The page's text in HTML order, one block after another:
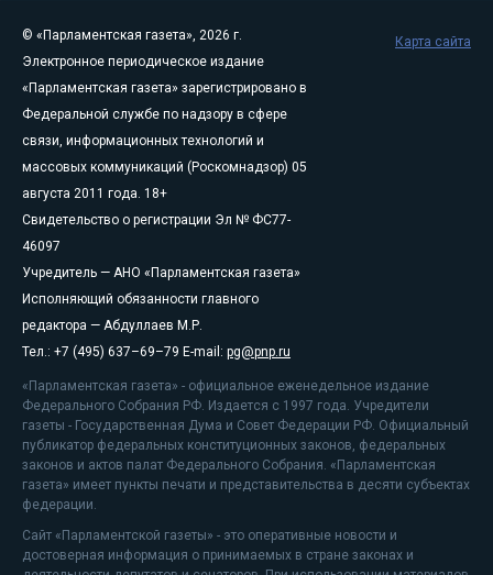
© «Парламентская газета», 2026 г.
Электронное периодическое издание
«Парламентская газета» зарегистрировано в
Федеральной службе по надзору в сфере
связи, информационных технологий и
массовых коммуникаций (Роскомнадзор) 05
августа 2011 года. 18+
Свидетельство о регистрации Эл № ФС77-
46097
Учредитель — АНО «Парламентская газета»
Исполняющий обязанности главного
редактора — Абдуллаев М.Р.
Тел.: +7 (495) 637–69–79 E-mail: pg@pnp.ru
«Парламентская газета» - официальное еженедельное издание
Федерального Собрания РФ. Издается с 1997 года. Учредители
газеты - Государственная Дума и Совет Федерации РФ. Официальный
публикатор федеральных конституционных законов, федеральных
законов и актов палат Федерального Собрания. «Парламентская
газета» имеет пункты печати и представительства в десяти субъектах
федерации.
Сайт «Парламентской газеты» - это оперативные новости и
достоверная информация о принимаемых в стране законах и
Карта сайта